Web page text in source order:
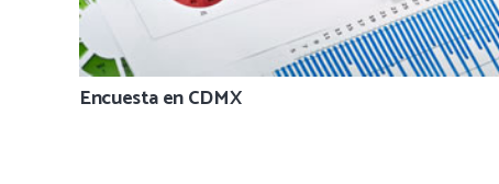
Encuesta en CDMX